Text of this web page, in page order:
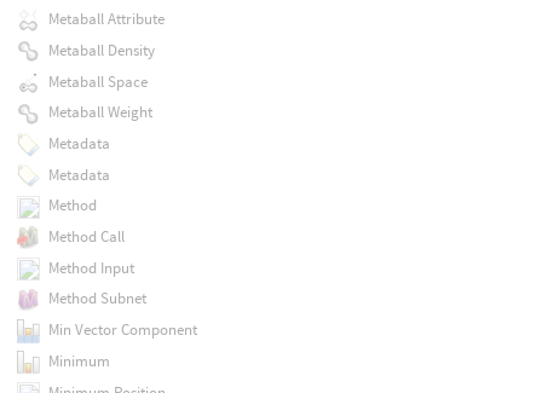
Metaball Attribute
Metaball Density
Metaball Space
Metaball Weight
Metadata
Metadata
Method
Method Call
Method Input
Method Subnet
Min Vector Component
Minimum